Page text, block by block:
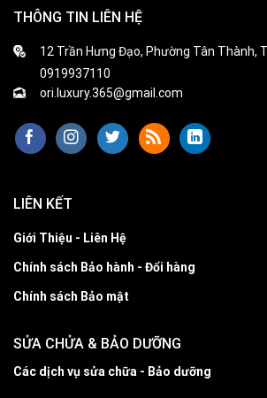
THÔNG TIN LIÊN HỆ
12 Trần Hưng Đạo, Phường Tân Thành,
0919937110
ori.luxury.365@gmail.com
LIÊN KẾT
Giới Thiệu - Liên Hệ
Chính sách Bảo hành - Đổi hàng
Chính sách Bảo mật
SỬA CHỬA & BẢO DƯỠNG
Các dịch vụ sửa chữa - Bảo dưỡng